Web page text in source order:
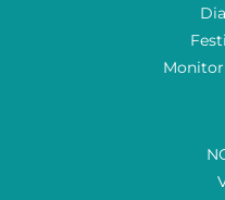
Monitor